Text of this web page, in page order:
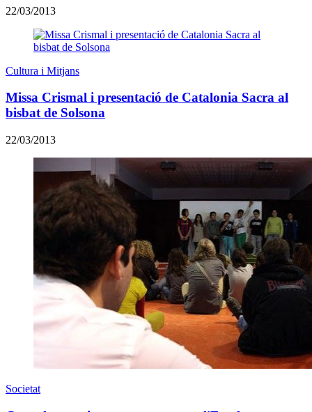
22/03/2013
Cultura i Mitjans
Missa Crismal i presentació de Catalonia Sacra al
bisbat de Solsona
22/03/2013
Societat